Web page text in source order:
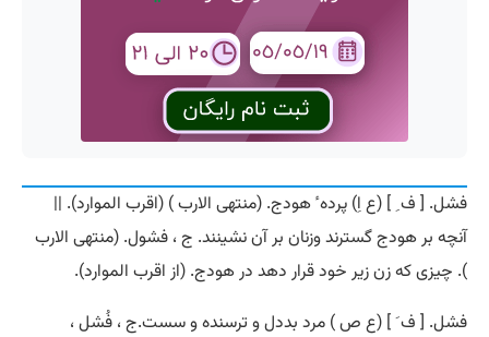
فشل. [ ف ِ ] (ع اِ) پرده ٔ هودج. (منتهی الارب ) (اقرب الموارد). ||
آنچه بر هودج گسترند وزنان بر آن نشینند. ج ، فشول. (منتهی الارب
). چیزی که زن زیر خود قرار دهد در هودج. (از اقرب الموارد).
فشل. [ ف َ ] (ع ص ) مرد بددل و ترسنده و سست.ج ، فُشل ،